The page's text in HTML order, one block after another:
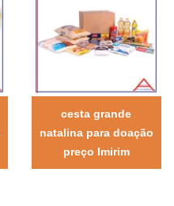
cesta grande
natalina para doação
preço Imirim